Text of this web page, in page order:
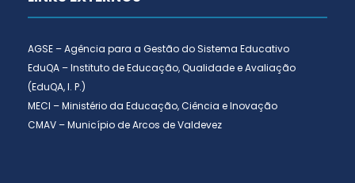
AGSE – Agência para a Gestão do Sistema Educativo
EduQA – Instituto de Educação, Qualidade e Avaliação
(EduQA, I. P.)
MECI – Ministério da Educação, Ciência e Inovação
CMAV – Município de Arcos de Valdevez